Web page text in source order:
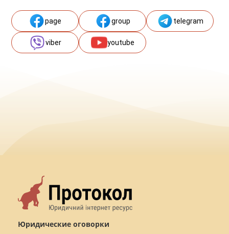
page group telegram
viber youtube
Юридические оговорки